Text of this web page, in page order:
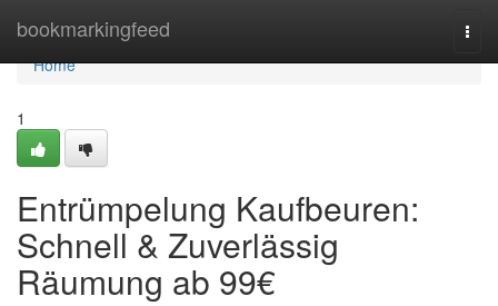
bookmarkingfeed
Home
Home
1
Entrümpelung Kaufbeuren:
Schnell & Zuverlässig
Räumung ab 99€